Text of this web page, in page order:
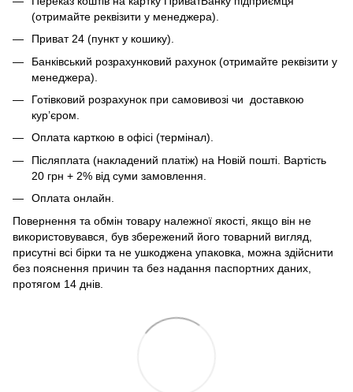
(отримайте реквізити у менеджера).
Приват 24 (пункт у кошику).
Банківський розрахунковий рахунок (отримайте реквізити у
менеджера).
Готівковий розрахунок при самовивозі чи доставкою
кур’єром.
Оплата карткою в офісі (термінал).
Післяплата (накладений платіж) на Новій пошті. Вартість
20 грн + 2% від суми замовлення.
Оплата онлайн.
Повернення та обмін товару належної якості, якщо він не
використовувався, був збережений його товарний вигляд,
присутні всі бірки та не ушкоджена упаковка, можна здійснити
без пояснення причин та без надання паспортних даних,
протягом 14 днів.